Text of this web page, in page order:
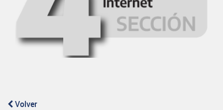
Volver